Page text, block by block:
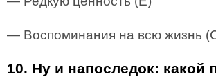
— Воспоминания на всю жизнь
10. Ну и напоследок: какой